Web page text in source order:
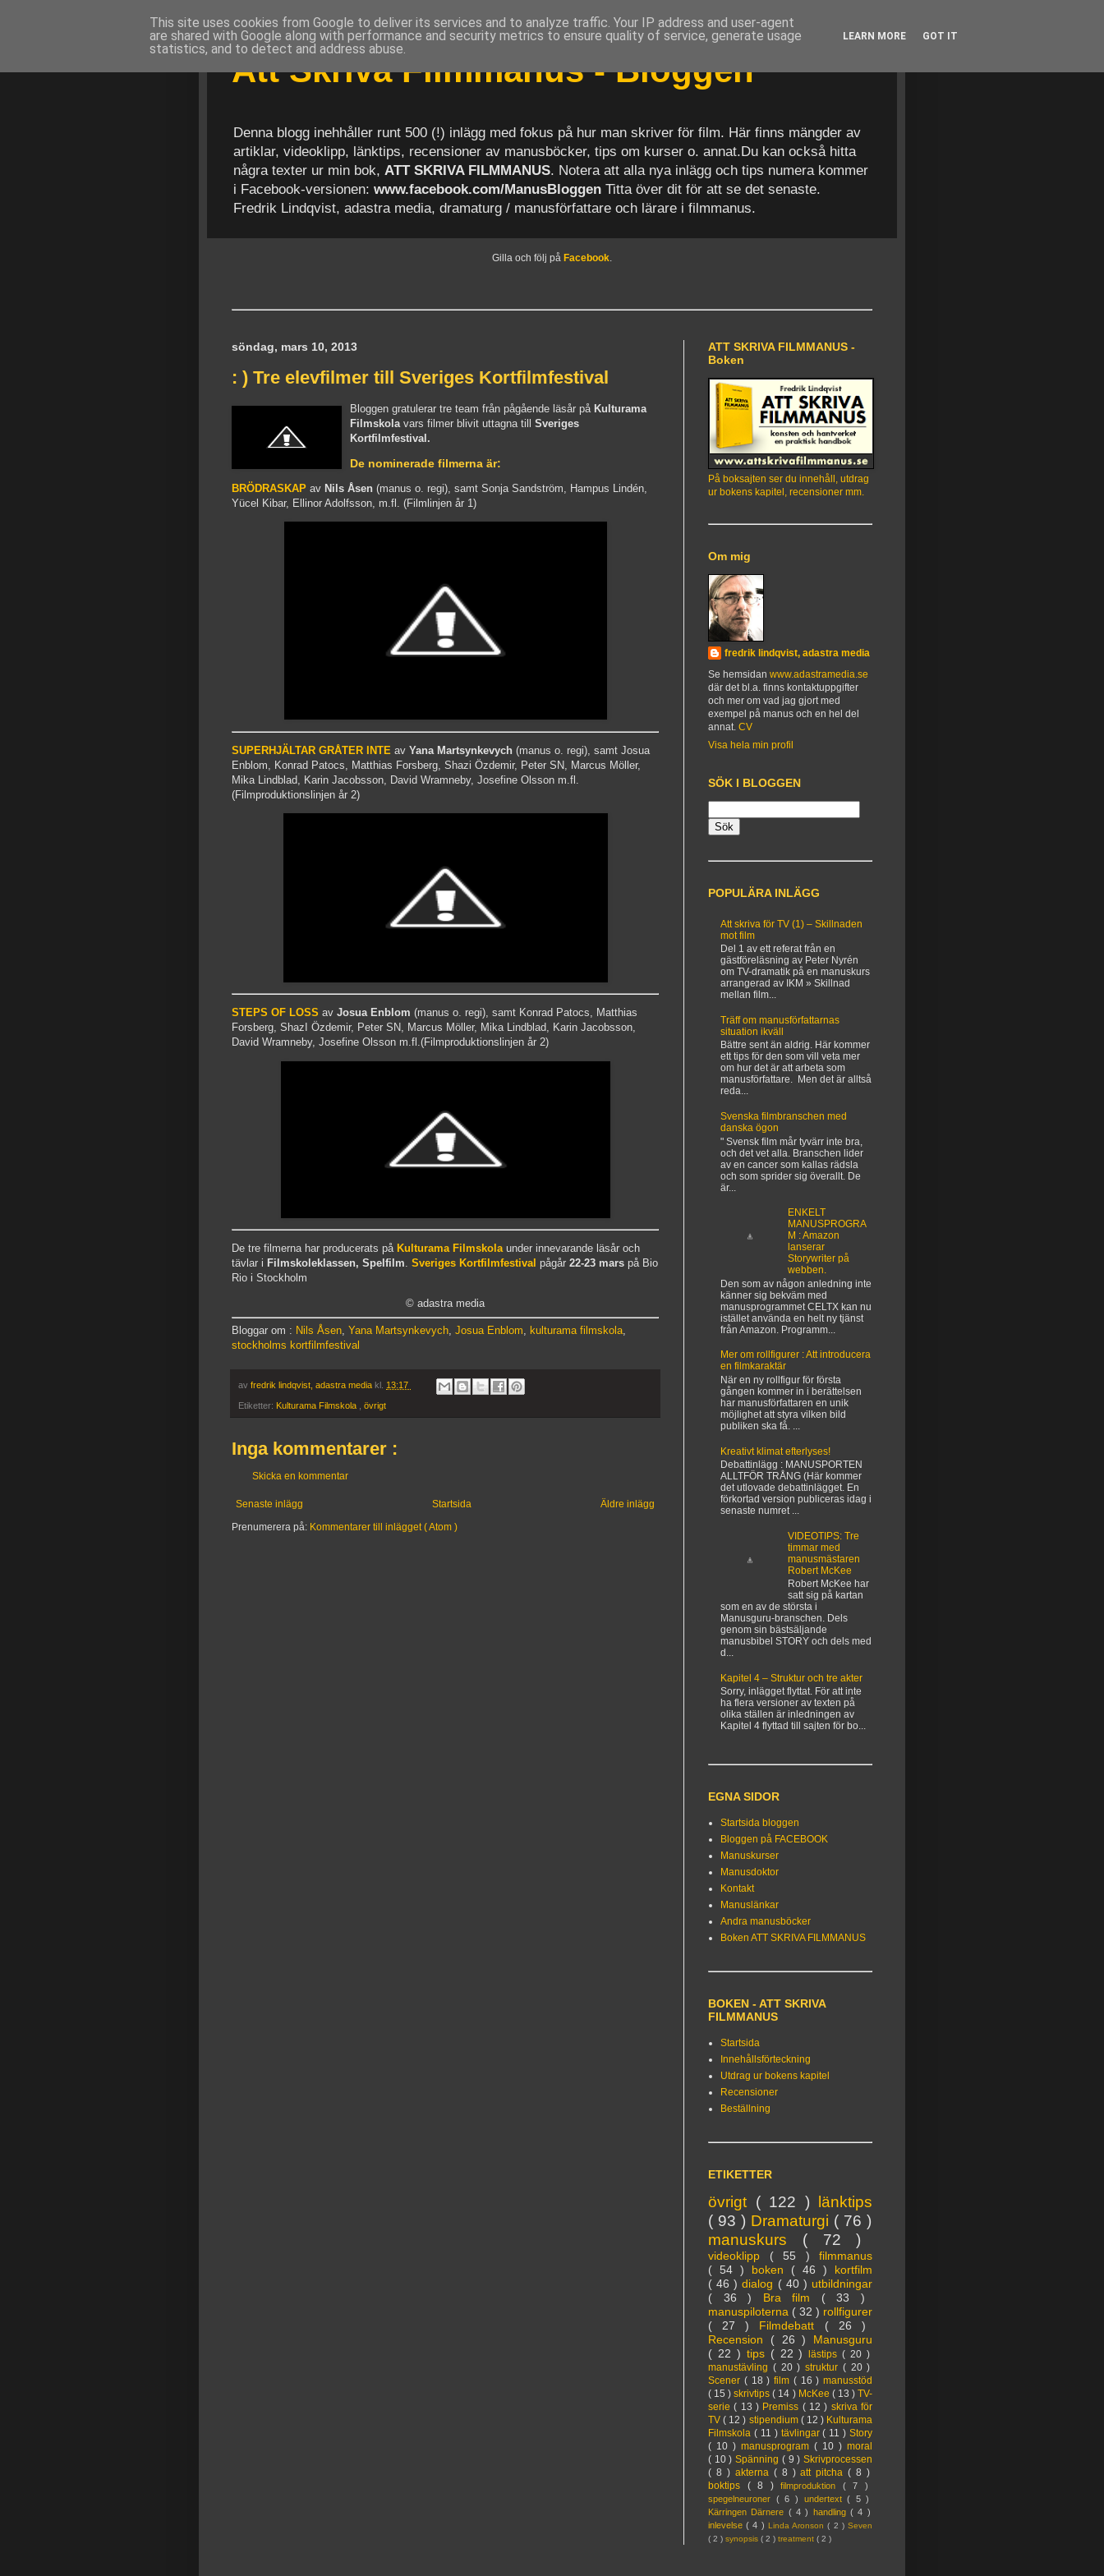
Att Skriva Filmmanus - Bloggen
Denna blogg inehhåller runt 500 (!) inlägg med fokus på hur man skriver för film. Här finns mängder av
artiklar, videoklipp, länktips, recensioner av manusböcker, tips om kurser o. annat.Du kan också hitta
några texter ur min bok, ATT SKRIVA FILMMANUS. Notera att alla nya inlägg och tips numera kommer
i Facebook-versionen: www.facebook.com/ManusBloggen Titta över dit för att se det senaste.
Fredrik Lindqvist, adastra media, dramaturg / manusförfattare och lärare i filmmanus.
Gilla och följ på Facebook.
söndag, mars 10, 2013
: ) Tre elevfilmer till Sveriges Kortfilmfestival
Bloggen gratulerar tre team från pågående läsår på Kulturama
Filmskolavars filmer blivit uttagna till Sveriges
Kortfilmfestival.
De nominerade filmerna är:
BRÖDRASKAP av Nils Åsen (manus o. regi), samt Sonja Sandström, Hampus Lindén,
Yücel Kibar, Ellinor Adolfsson, m.fl. (Filmlinjen år 1)
SUPERHJÄLTAR GRÅTER INTE av Yana Martsynkevych (manus o. regi), samt Josua
Enblom, Konrad Patocs, Matthias Forsberg, Shazi Özdemir, Peter SN, Marcus Möller,
Mika Lindblad, Karin Jacobsson, David Wramneby, Josefine Olsson m.fl.
(Filmproduktionslinjen år 2)
STEPS OF LOSS av Josua Enblom (manus o. regi), samt Konrad Patocs, Matthias
Forsberg, ShazI Özdemir, Peter SN, Marcus Möller, Mika Lindblad, Karin Jacobsson,
David Wramneby, Josefine Olsson m.fl.(Filmproduktionslinjen år 2)
De tre filmerna har producerats på Kulturama Filmskola under innevarande läsår och
tävlar i Filmskoleklassen, Spelfilm Sveriges Kortfilmfestival pågår 22-23 mars på Bio
Rio i Stockholm
© adastra media
Bloggar om : Nils Åsen, Yana Martsynkevych, Josua Enblom, kulturama filmskola,
stockholms kortfilmfestival
av fredrik lindqvist, adastra media kl. 13:17
Etiketter: Kulturama Filmskola övrigt
Inga kommentarer :
Skicka en kommentar
Senaste inlägg Äldre inlägg
Startsida
Prenumerera på: Kommentarer till inlägget ( Atom )
ATT SKRIVA FILMMANUS -
Boken
På boksajten ser du innehåll, utdrag
ur bokens kapitel, recensioner mm.
Om mig
fredrik lindqvist, adastra media
Se hemsidan www.adastramedia.se
där det bl.a. finns kontaktuppgifter
och mer om vad jag gjort med
exempel på manus och en hel del
annat. CV
Visa hela min profil
SÖK I BLOGGEN
POPULÄRA INLÄGG
Att skriva för TV (1) – Skillnaden
mot film
Del 1 av ett referat från en
gästföreläsning av Peter Nyrén
om TV-dramatik på en manuskurs
arrangerad av IKM » Skillnad
mellan film...
Träff om manusförfattarnas
situation ikväll
Bättre sent än aldrig. Här kommer
ett tips för den som vill veta mer
om hur det är att arbeta som
manusförfattare. Men det är alltså
reda...
Svenska filmbranschen med
danska ögon
" Svensk film mår tyvärr inte bra,
och det vet alla. Branschen lider
av en cancer som kallas rädsla
och som sprider sig överallt. De
är...
ENKELT
MANUSPROGRA
M : Amazon
lanserar
Storywriter på
webben.
Den som av någon anledning inte
känner sig bekväm med
manusprogrammet CELTX kan nu
istället använda en helt ny tjänst
från Amazon. Programm...
Mer om rollfigurer : Att introducera
en filmkaraktär
När en ny rollfigur för första
gången kommer in i berättelsen
har manusförfattaren en unik
möjlighet att styra vilken bild
publiken ska få. ...
Kreativt klimat efterlyses!
Debattinlägg : MANUSPORTEN
ALLTFÖR TRÅNG (Här kommer
det utlovade debattinlägget. En
förkortad version publiceras idag i
senaste numret ...
VIDEOTIPS: Tre
timmar med
manusmästaren
Robert McKee
Robert McKee har
satt sig på kartan
som en av de största i
Manusguru-branschen. Dels
genom sin bästsäljande
manusbibel STORY och dels med
d...
Kapitel 4 – Struktur och tre akter
Sorry, inlägget flyttat. För att inte
ha flera versioner av texten på
olika ställen är inledningen av
Kapitel 4 flyttad till sajten för bo...
EGNA SIDOR
Startsida bloggen
Bloggen på FACEBOOK
Manuskurser
Manusdoktor
Kontakt
Manuslänkar
Andra manusböcker
Boken ATT SKRIVA FILMMANUS
BOKEN - ATT SKRIVA
FILMMANUS
Startsida
Innehållsförteckning
Utdrag ur bokens kapitel
Recensioner
Beställning
ETIKETTER
övrigt ( 122 ) länktips
( 93 ) Dramaturgi ( 76 )
manuskurs ( 72 )
videoklipp ( 55 ) filmmanus
( 54 ) boken ( 46 ) kortfilm
( 46 )dialog ( 40 ) utbildningar
( 36 ) Bra film ( 33 )
manuspiloterna ( 32 ) rollfigurer
( 27 ) Filmdebatt ( 26 )
Recension ( 26 ) Manusguru
( 22 ) tips ( 22 )lästips( 20 )
manustävling ( 20 ) struktur ( 20 )
Scener ( 18 ) film ( 16 ) manusstöd
( 15 )skrivtips( 14 ) McKee ( 13 )TV-
serie( 13 ) Premiss ( 12 ) skriva för
TV( 12 ) stipendium ( 12 ) Kulturama
Filmskola ( 11 ) tävlingar( 11 ) Story
( 10 ) manusprogram ( 10 ) moral
( 10 )Spänning ( 9 )Skrivprocessen
( 8 ) akterna ( 8 )att pitcha( 8 )
boktips ( 8 ) filmproduktion ( 7 )
spegelneuroner ( 6 ) undertext( 5 )
Kärringen Därnere ( 4 ) handling( 4 )
inlevelse( 4 ) Linda Aronson( 2 )Seven
( 2 ) synopsis ( 2 ) treatment ( 2 )
This site uses cookies from Google to deliver its services and to analyze traffic. Your IP address and user-agent
are shared with Google along with performance and security metrics to ensure quality of service, generate usage
statistics, and to detect and address abuse.
LEARN MORE GOT IT